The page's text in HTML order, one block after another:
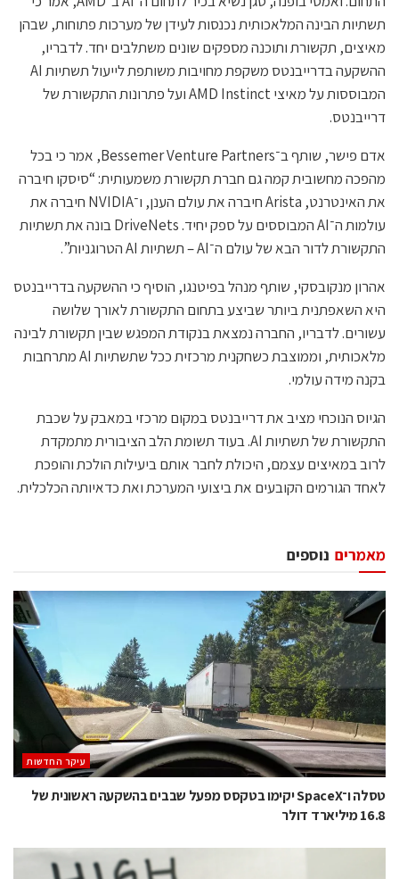
תשתיות הבינה המלאכותית נכנסות לעידן של מערכות פתוחות, שבהן
מאיצים, תקשורת ותוכנה מספקים שונים משתלבים יחד. לדבריו,
ההשקעה בדרייבנטס משקפת מחויבות משותפת לייעול תשתיות AI
המבוססות על מאיצי AMD Instinct ועל פתרונות התקשורת של
דרייבנטס.
אדם פישר, שותף ב־Bessemer Venture Partners, אמר כי בכל
מהפכה מחשובית קמה גם חברת תקשורת משמעותית: “סיסקו חיברה
את האינטרנט, Arista חיברה את עולם הענן, ו־NVIDIA חיברה את
עולמות ה־AI המבוססים על ספק יחיד. DriveNets בונה את תשתיות
התקשורת לדור הבא של עולם ה־AI – תשתיות AI הטרוגניות”.
אהרון מנקובסקי, שותף מנהל בפיטנגו, הוסיף כי ההשקעה בדרייבנטס
היא השאפתנית ביותר שביצע בתחום התקשורת לאורך שלושה
עשורים. לדבריו, החברה נמצאת בנקודת המפגש שבין תקשורת לבינה
מלאכותית, וממוצבת כשחקנית מרכזית ככל שתשתיות AI מתרחבות
בקנה מידה עולמי.
הגיוס הנוכחי מציב את דרייבנטס במקום מרכזי במאבק על שכבת
התקשורת של תשתיות AI. בעוד תשומת הלב הציבורית מתמקדת
לרוב במאיצים עצמם, היכולת לחבר אותם ביעילות הולכת והופכת
לאחד הגורמים הקובעים את ביצועי המערכת ואת כדאיותה הכלכלית.
נוספים מאמרים
עיקר החדשות
טסלה ו־SpaceX יקימו בטקסס מפעל שבבים בהשקעה ראשונית של
16.8 מיליארד דולר